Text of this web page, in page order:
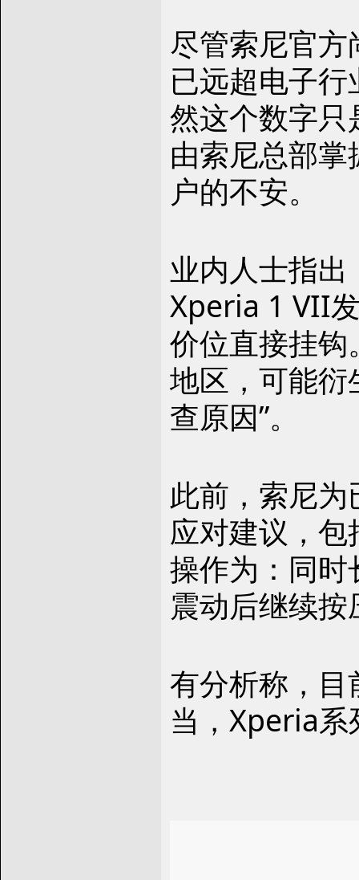
尽管索尼官
已远超电子行
然这个数字
由索尼总部
户的不安。
业内人士指
Xperia 1 VII
价位直接挂
地区，可能衍
查原因”。
此前，索尼
应对建议，
操作为：同
震动后继续
有分析称，
当，Xperia